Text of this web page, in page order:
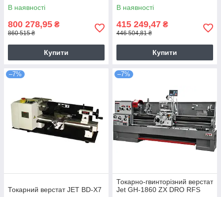
В наявності
800 278,95 ₴
860 515 ₴
Купити
В наявності
415 249,47 ₴
446 504,81 ₴
Купити
–7%
Токарний верстат JET BD-X7
–7%
Токарно-гвинторізний верстат
Jet GH-1860 ZX DRO RFS